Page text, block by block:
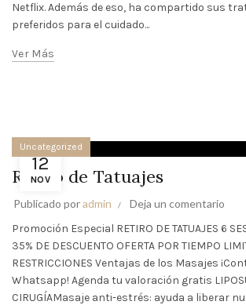
Netflix. Además de eso, ha compartido sus
preferidos para el cuidado...
Ver Más
12
NOV
Uncategorized
Retiro de Tatuajes
Publicado poradmin
Deja un comentario
Promoción Especial RETIRO DE TATUAJES 6
35% DE DESCUENTO OFERTA POR TIEMPO
RESTRICCIONES Ventajas de los Masajes
Whatsapp! Agenda tu valoración gratis
CIRUGÍA​ Masaje anti-estrés: ayuda a liberar